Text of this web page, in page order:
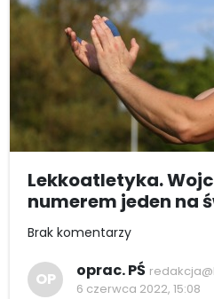
Lekkoatletyka.
numerem jeden na
Brak komentarzy
OP oprac. PŚ
6 czerwca 2022, 15:08